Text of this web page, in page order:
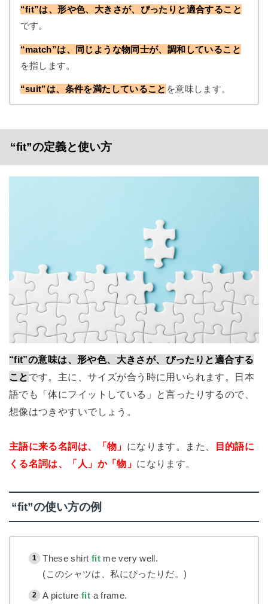
“fit”は、形や色、大きさが、ぴったりと適合すること
です。
“match”は、同じような物同士が、調和していること
を指します。
“suit”は、条件を満たしていること を意味します。
“fit”の定義と使い方
“fit”の意味は、形や色、大きさが、ぴったりと適合する
こと です。主に、サイズが合う時に用いられます。日本
語でも「体にフイットしている」と言ったりするので、
想像はつきやすいでしょう。
主語に来る名詞は、「物」 になります。また、
目的語に
くる名詞は、「人」か「物」 になります。
“fit”の使い方の例
These shirt fitme very well.
(このシャツは、私にぴったりだ。)
A picture fit a frame.